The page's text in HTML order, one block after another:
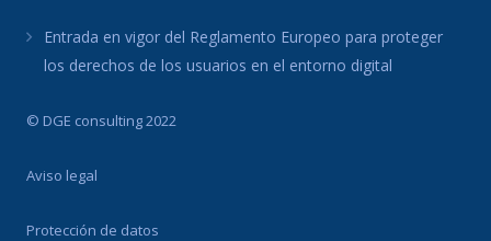
Entrada en vigor del Reglamento Europeo para proteger
los derechos de los usuarios en el entorno digital
© DGE consulting 2022
Aviso legal
Protección de datos